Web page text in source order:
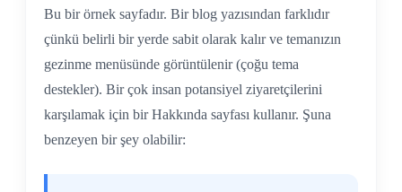
Bu bir örnek sayfadır. Bir blog yazısından farklıdır
çünkü belirli bir yerde sabit olarak kalır ve temanızın
gezinme menüsünde görüntülenir (çoğu tema
destekler). Bir çok insan potansiyel ziyaretçilerini
karşılamak için bir Hakkında sayfası kullanır. Şuna
benzeyen bir şey olabilir: